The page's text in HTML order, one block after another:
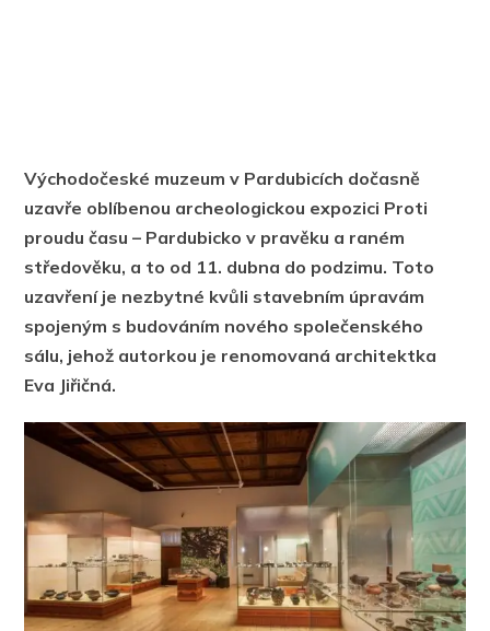
Východočeské muzeum v Pardubicích dočasně
uzavře oblíbenou archeologickou expozici Proti
proudu času – Pardubicko v pravěku a raném
středověku, a to od 11. dubna do podzimu. Toto
uzavření je nezbytné kvůli stavebním úpravám
spojeným s budováním nového společenského
sálu, jehož autorkou je renomovaná architektka
Eva Jiřičná.